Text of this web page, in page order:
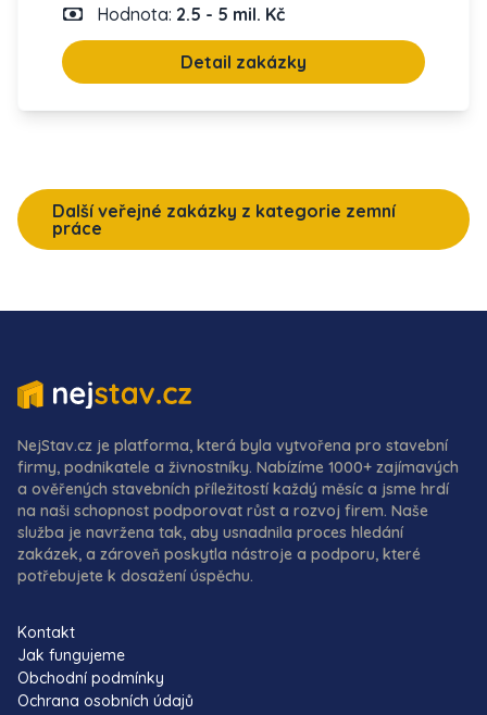
Hodnota: 2.5 - 5 mil. Kč
Detail zakázky
Další veřejné zakázky z kategorie zemní
práce
NejStav.cz je platforma, která byla vytvořena pro stavební
firmy, podnikatele a živnostníky. Nabízíme 1000+ zajímavých
a ověřených stavebních příležitostí každý měsíc a jsme hrdí
na naši schopnost podporovat růst a rozvoj firem. Naše
služba je navržena tak, aby usnadnila proces hledání
zakázek, a zároveň poskytla nástroje a podporu, které
potřebujete k dosažení úspěchu.
Kontakt
Jak fungujeme
Obchodní podmínky
Ochrana osobních údajů